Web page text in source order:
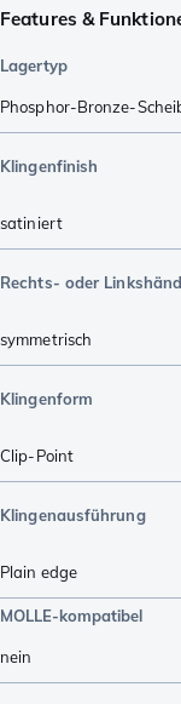
Features &
Lagertyp
Phosphor-Bronze-
Klingenfinish
satiniert
Rechts- oder
symmetrisch
Klingenform
Clip-Point
Klingenausführung
Plain edge
MOLLE-kompatibel
nein